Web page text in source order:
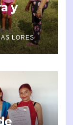
y
LORES